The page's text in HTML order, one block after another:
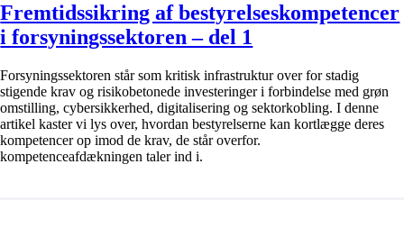
Fremtidssikring af bestyrelseskompetencer
i forsyningssektoren – del 1
Forsyningssektoren står som kritisk infrastruktur over for stadig
stigende krav og risikobetonede investeringer i forbindelse med grøn
omstilling, cybersikkerhed, digitalisering og sektorkobling. I denne
artikel kaster vi lys over, hvordan bestyrelserne kan kortlægge deres
kompetencer op imod de krav, de står overfor.
kompetenceafdækningen taler ind i.